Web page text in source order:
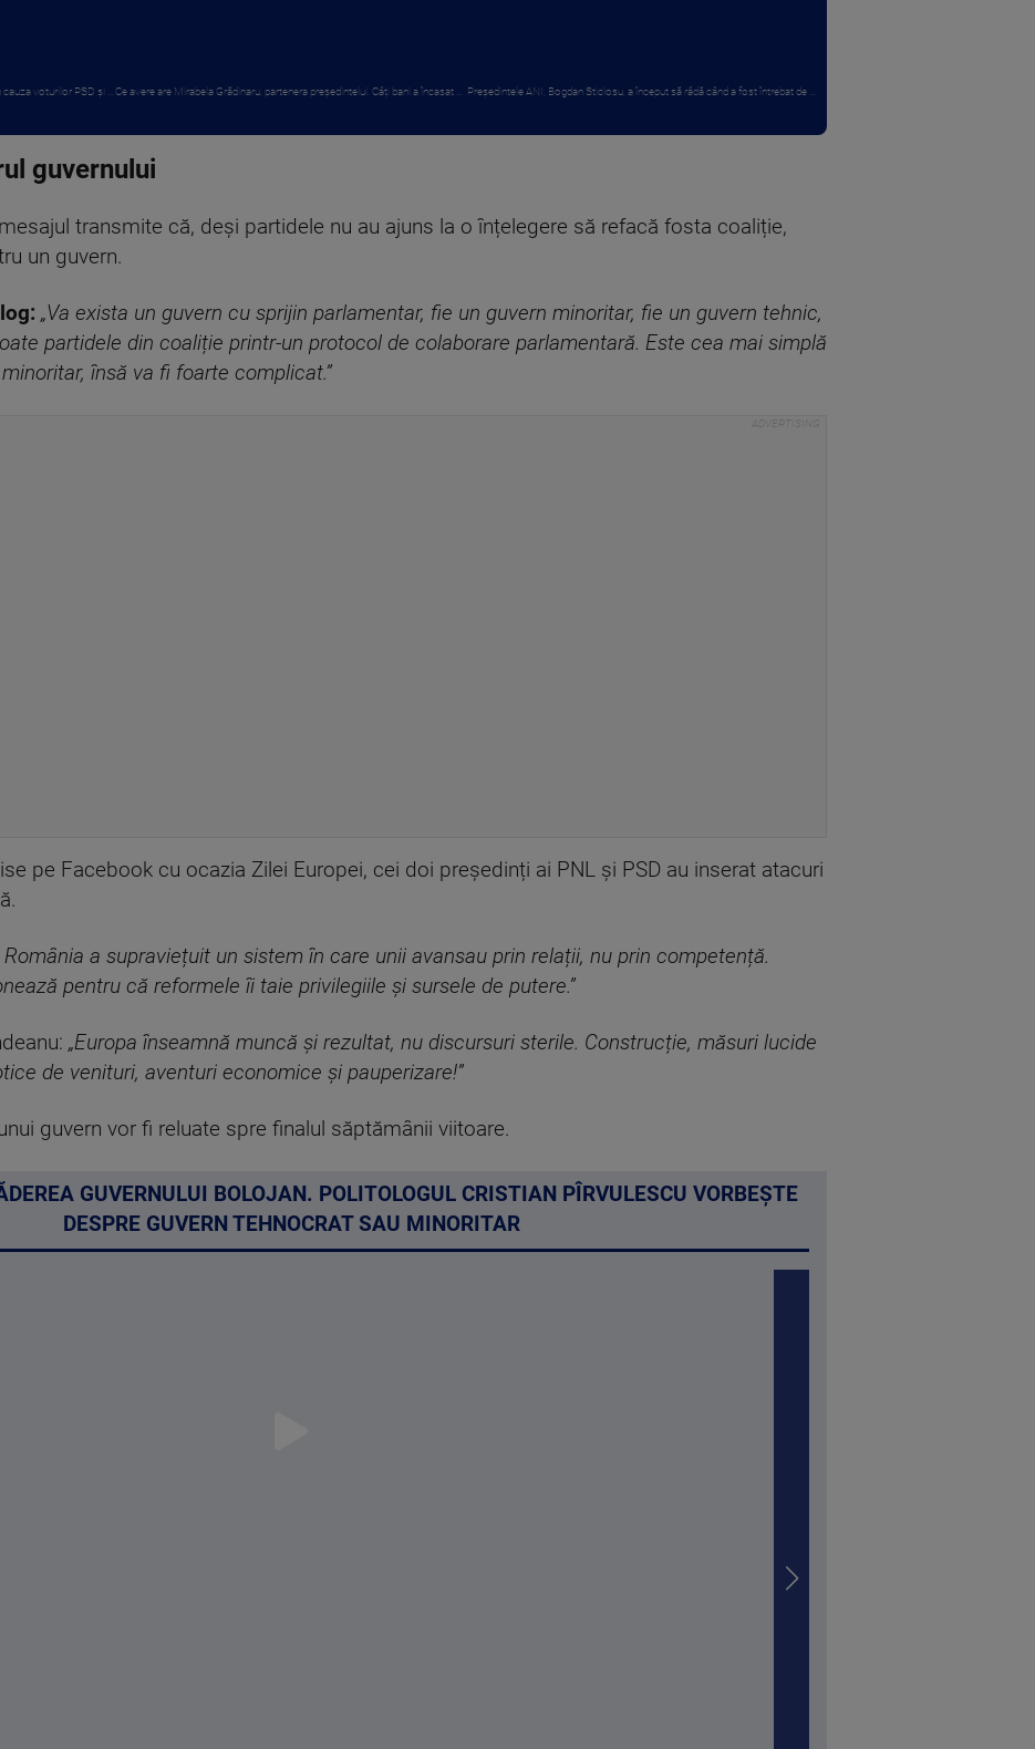
voturilor PSD și ... Ce avere are Mirabela Grădinaru, partenera președintelui. Câți bani a încasat ... Președintele ANI, Bogdan Sticlosu, a început să râdă când a fost întrebat de ...
guvernului
transmite că, deși partidele nu au ajuns la o înțelegere să refacă fosta coaliție,
un guvern.
„Va exista un guvern cu sprijin parlamentar, fie un guvern minoritar, fie un guvern tehnic,
partidele din coaliție printr-un protocol de colaborare parlamentară. Este cea mai simplă
însă va fi foarte complicat.”
pe Facebook cu ocazia Zilei Europei, cei doi președinți ai PNL și PSD au inserat atacuri
România a supraviețuit un sistem în care unii avansau prin relații, nu prin competență.
pentru că reformele îi taie privilegiile și sursele de putere.”
„Europa înseamnă muncă și rezultat, nu discursuri sterile. Construcție, măsuri lucide
de venituri, aventuri economice și pauperizare!”
guvern vor fi reluate spre finalul săptămânii viitoare.
GUVERNULUI BOLOJAN. POLITOLOGUL CRISTIAN PÎRVULESCU VORBEȘTE
DESPRE GUVERN TEHNOCRAT SAU MINORITAR